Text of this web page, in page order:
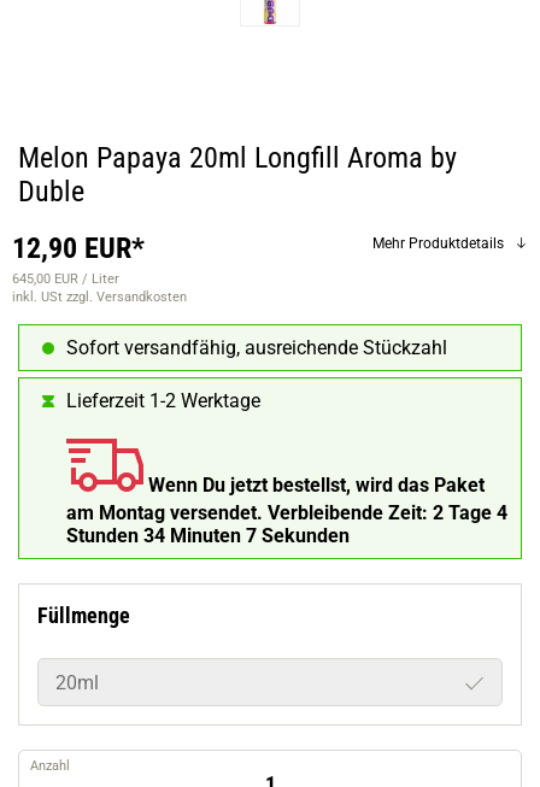
Melon Papaya 20ml Longfill Aroma by
Duble
12,90 EUR*
645,00 EUR / Liter
inkl. USt zzgl. Versandkosten
Mehr Produktdetails
Sofort versandfähig, ausreichende Stückzahl
Lieferzeit 1-2 Werktage
Wenn Du jetzt bestellst, wird das Paket
am Montag versendet. Verbleibende Zeit: 2 Tage 4
Stunden 34 Minuten 6 Sekunden
Füllmenge
20ml
Anzahl